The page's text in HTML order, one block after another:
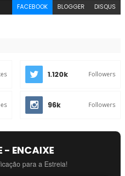
FACEBOOK BLOGGER DISQUS
1.120k Followers
96k Followers
- ENCAIXE
para a Estreia!